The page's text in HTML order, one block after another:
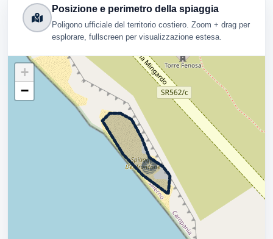
Posizione e perimetro della spiaggia
Poligono ufficiale del territorio costiero. Zoom + drag per
esplorare, fullscreen per visualizzazione estesa.
+
−